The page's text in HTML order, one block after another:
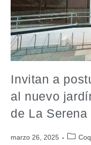
Invitan a
al nuevo
de La Serena
marzo 26, 2025